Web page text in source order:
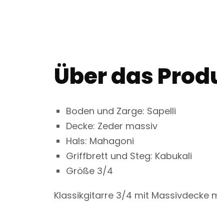
Über das
Boden und Zarge: Sapelli
Decke: Zeder massiv
Hals: Mahagoni
Griffbrett und Steg: Kabukali
Größe 3/4
Klassikgitarre 3/4 mit Massivdecke